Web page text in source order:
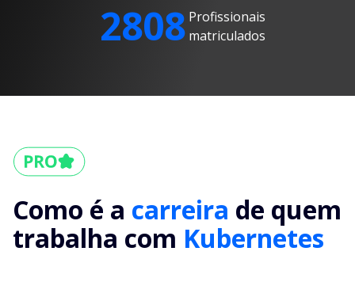
2808 Profissionais
matriculados
Como é a carreira de quem
trabalha com Kubernetes